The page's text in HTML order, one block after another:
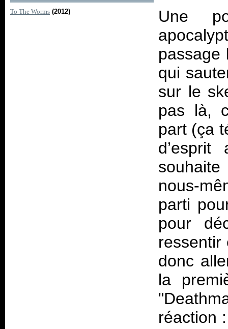
To The Worms (2012)
Une
passage
qui
sur le
pas là,
part (ça
nous-
parti
pour
ressentir
donc
la
réaction